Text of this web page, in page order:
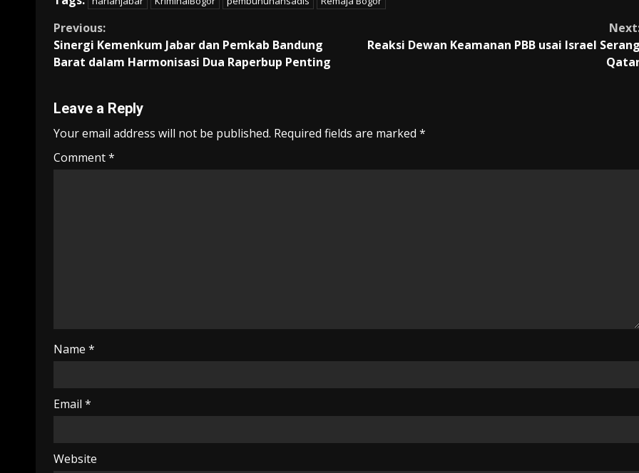
Continue
Reading
Previous:
Sinergi Kemenkum Jabar dan Pemkab Bandung
Barat dalam Harmonisasi Dua Raperbup Penting
Reaksi Dewan Keamanan PBB usai Israel Serang
Leave a Reply
Your email address will not be published. Required fields are marked *
Comment*
Name *
Email *
Website